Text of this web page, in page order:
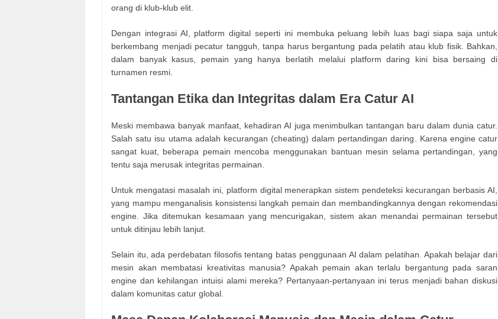
orang di klub-klub elit.
Dengan integrasi AI, platform digital seperti ini membuka peluang lebih luas bagi siapa saja untuk
berkembang menjadi pecatur tangguh, tanpa harus bergantung pada pelatih atau klub fisik. Bahkan,
dalam banyak kasus, pemain yang hanya berlatih melalui platform daring kini bisa bersaing di
turnamen resmi.
Tantangan Etika dan Integritas dalam Era Catur AI
Meski membawa banyak manfaat, kehadiran AI juga menimbulkan tantangan baru dalam dunia catur.
Salah satu isu utama adalah kecurangan (cheating) dalam pertandingan daring. Karena engine catur
sangat kuat, beberapa pemain mencoba menggunakan bantuan mesin selama pertandingan, yang
tentu saja merusak integritas permainan.
Untuk mengatasi masalah ini, platform digital menerapkan sistem pendeteksi kecurangan berbasis AI,
yang mampu menganalisis konsistensi langkah pemain dan membandingkannya dengan rekomendasi
engine. Jika ditemukan kesamaan yang mencurigakan, sistem akan menandai permainan tersebut
untuk ditinjau lebih lanjut.
Selain itu, ada perdebatan filosofis tentang batas penggunaan AI dalam pelatihan. Apakah belajar dari
mesin akan membatasi kreativitas manusia? Apakah pemain akan terlalu bergantung pada saran
engine dan kehilangan intuisi alami mereka? Pertanyaan-pertanyaan ini terus menjadi bahan diskusi
dalam komunitas catur global.